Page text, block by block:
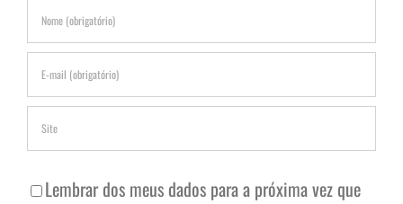
Lembrar dos meus dados para a próxima vez que